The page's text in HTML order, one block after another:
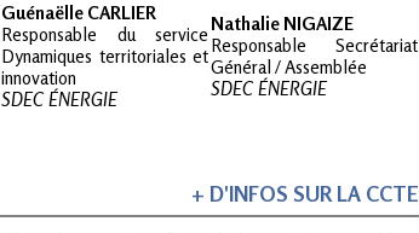
Guénaëlle CARLIER
Responsable du service
Dynamiques territoriales et
innovation
SDEC ÉNERGIE
Nathalie NIGAIZE
Responsable Secrétariat
Général / Assemblée
SDEC ÉNERGIE
+ D'INFOS SUR LA CCTE